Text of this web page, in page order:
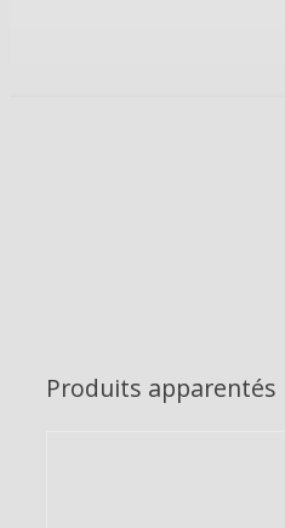
Produits apparentés